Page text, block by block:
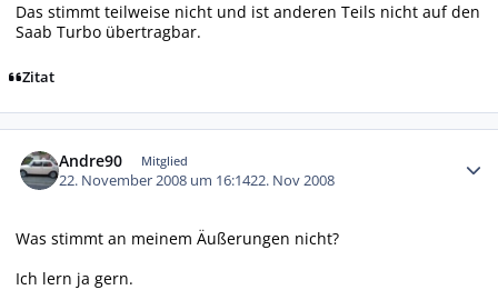
Das stimmt teilweise nicht und ist anderen Teils nicht auf den
Saab Turbo übertragbar.
Zitat
Andre90 Mitglied
22. November 2008 um 16:1422. Nov 2008
Was stimmt an meinem Äußerungen nicht?
Ich lern ja gern.